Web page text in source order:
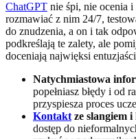
ChatGPT nie śpi, nie ocenia
rozmawiać z nim 24/7,
do znudzenia, a on i tak
podkreślają te zalety, ale
doceniają najwięksi
Natychmiastowa
popełniasz błędy i od
przyspiesza proces
Kontakt ze slangiem
dostęp do